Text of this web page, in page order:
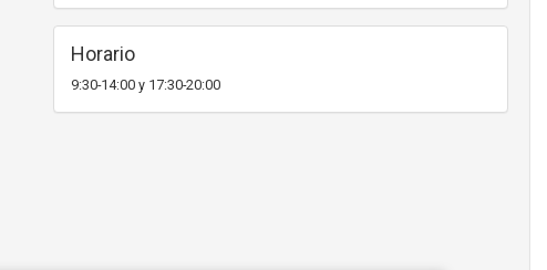
Horario
9:30-14:00 y 17:30-20:00